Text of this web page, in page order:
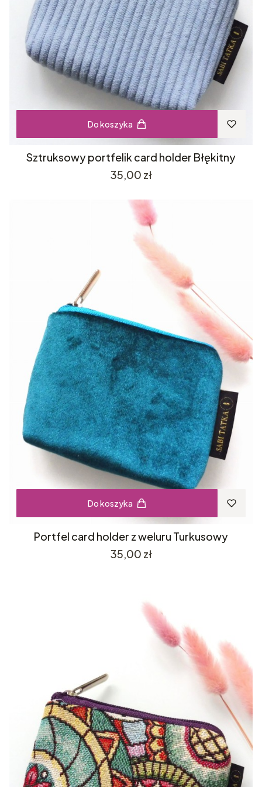
Do koszyka
Sztruksowy portfelik card holder Błękitny
Cena
35,00 zł
Do koszyka
Portfel card holder z weluru Turkusowy
Cena
35,00 zł